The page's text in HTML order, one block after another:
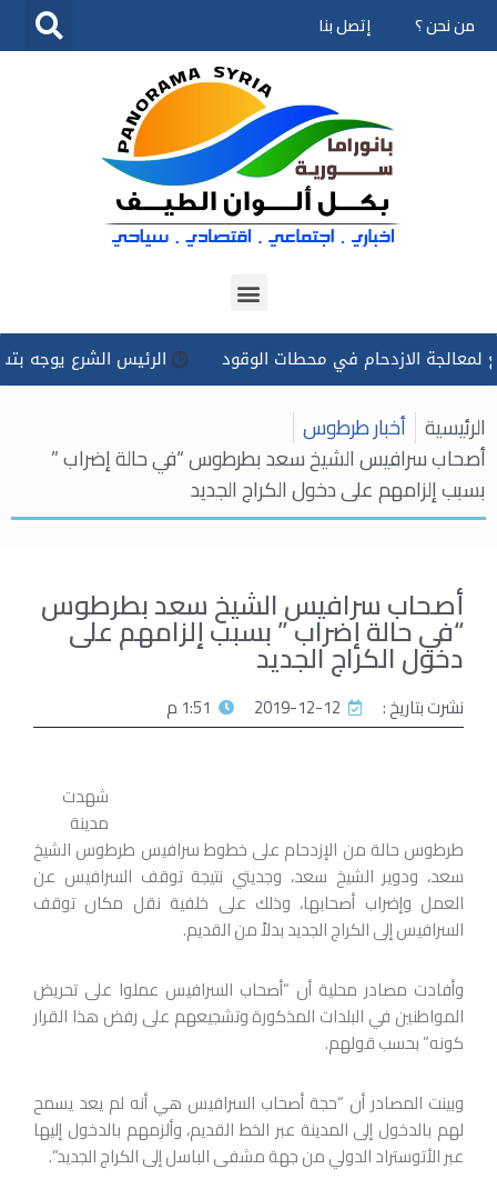
تخطى
من نحن ؟ إتصل بنا
الازدحام في محطات الوقود الرئيس الشرع يوجه بتسخير
الرئيسية أخبار طرطوس
أصحاب سرافيس الشيخ سعد بطرطوس “في حالة إضراب ”
بسبب إلزامهم على دخول الكراج الجديد
أصحاب سرافيس الشيخ سعد بطرطوس
“في حالة إضراب ” بسبب إلزامهم على
دخول الكراج الجديد
نشرت بتاريخ : 2019-12-12 1:51 م
شهدت
مدينة
طرطوس حالة من الإزدحام على خطوط سرافيس طرطوس الشيخ
سعد، ودوير الشيخ سعد، وجديتي نتيجة توقف السرافيس عن
العمل وإضراب أصحابها، وذلك على خلفية نقل مكان توقف
السرافيس إلى الكراج الجديد بدلاً من القديم.
وأفادت مصادر محلية أن “أصحاب السرافيس عملوا على تحريض
المواطنين في البلدات المذكورة وتشجيعهم على رفض هذا القرار
كونه” بحسب قولهم.
وبينت المصادر أن “حجة أصحاب السرافيس هي أنه لم يعد يسمح
لهم بالدخول إلى المدينة عبر الخط القديم، وألزمهم بالدخول إليها
عبر الأتوستراد الدولي من جهة مشفى الباسل إلى الكراج الجديد”.